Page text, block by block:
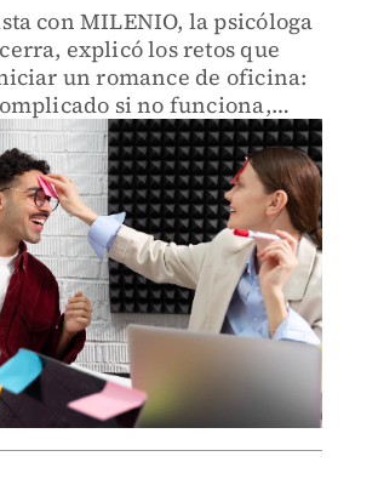
con MILENIO, la psicóloga
explicó los retos que
un romance de oficina:
si no funciona,
si funciona"